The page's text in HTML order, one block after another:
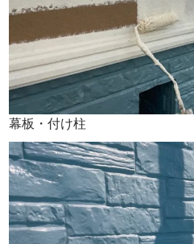
幕板・付け柱